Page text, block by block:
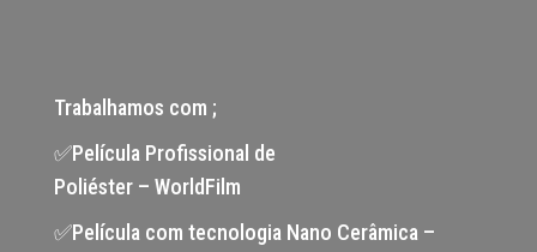
Trabalhamos com ;
✅Película Profissional de
Poliéster – WorldFilm
✅Película com tecnologia Nano Cerâmica –